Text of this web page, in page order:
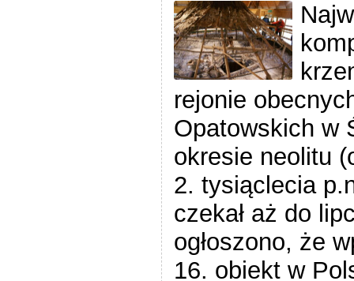
rejonie
Opatowskich w
okresie neolitu
2. tysiąclecia
czekał aż do
ogłoszono, że
16. obiekt w